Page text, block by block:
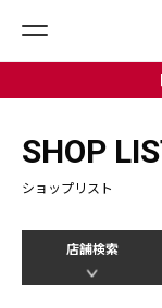
SHOP
ショップリスト
店舗検索